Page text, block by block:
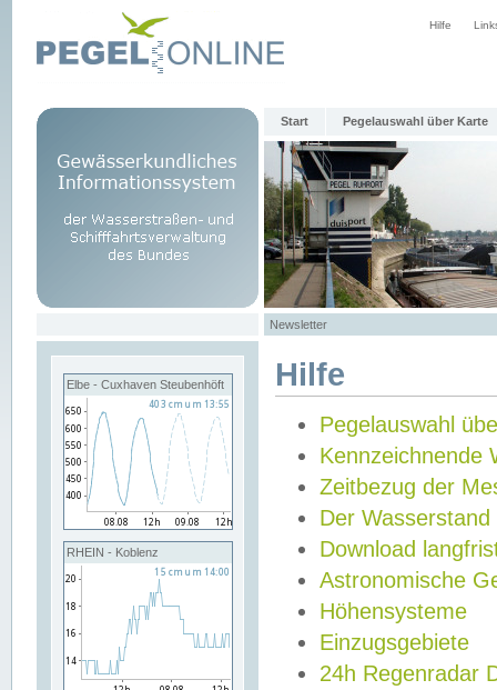
Hilfe
Start Pegelauswahl über Karte
Newsletter
Elbe - Cuxhaven Steubenhöft
RHEIN - Koblenz
Hilfe
Pegelauswahl
Kennzeichnende
Zeitbezug der
Der Wasserstand
Download
Astronomische
Höhensysteme
Einzugsgebiete
24h Regenradar